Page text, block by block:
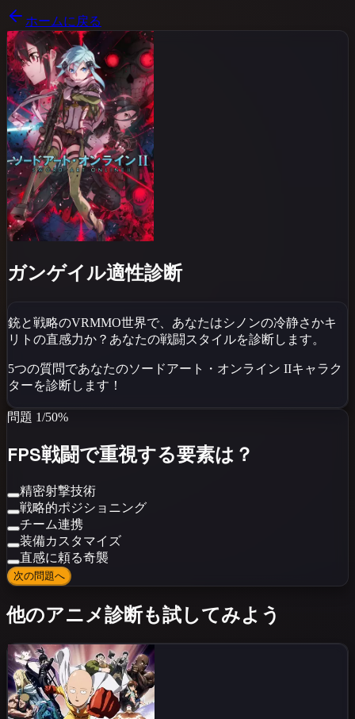
ホームに戻る
ガンゲイル適性診断
銃と戦略のVRMMO世界で、あなたはシノンの冷静さかキ
リトの直感力か？あなたの戦闘スタイルを診断します。
5つの質問であなたのソードアート・オンライン IIキャラク
ターを診断します！
問題 1/50%
FPS戦闘で重視する要素は？
精密射撃技術
戦略的ポジショニング
チーム連携
装備カスタマイズ
直感に頼る奇襲
次の問題へ
他のアニメ診断も試してみよう